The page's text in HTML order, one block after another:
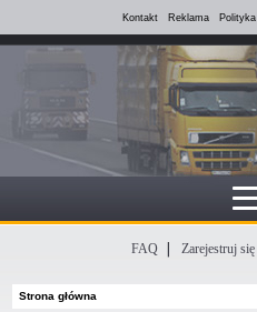
Kontakt Reklama Polityka
FAQ Zarejestruj się
Strona główna